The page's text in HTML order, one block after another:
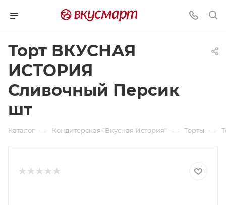
Торт ВКУСНАЯ
ИСТОРИЯ
Сливочный Персик
шт
Каталог — Кондитерская "Вкусная История" — Торты —